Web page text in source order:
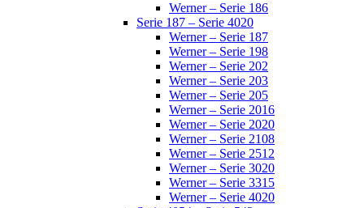
Werner – Serie 186
Serie 187 – Serie 4020
Werner – Serie 187
Werner – Serie 198
Werner – Serie 202
Werner – Serie 203
Werner – Serie 205
Werner – Serie 2016
Werner – Serie 2020
Werner – Serie 2108
Werner – Serie 2512
Werner – Serie 3020
Werner – Serie 3315
Werner – Serie 4020